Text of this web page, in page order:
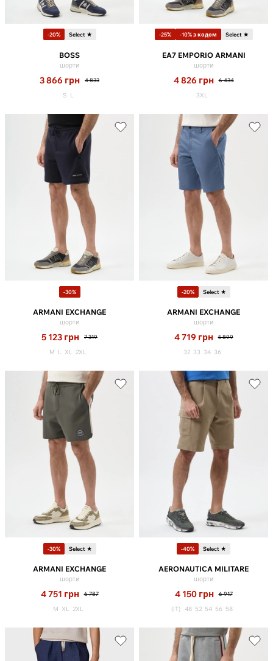
-20% Select ★
BOSS
шорти
3 866 грн 4 833
S L
-25% -10% з кодом Select ★
EA7 EMPORIO ARMANI
шорти
4 826 грн 6 434
3XL
-30%
ARMANI EXCHANGE
шорти
5 123 грн 7 319
M L XL 2XL
-20% Select ★
ARMANI EXCHANGE
шорти
4 719 грн 5 899
32 33 34 36
-30% Select ★
ARMANI EXCHANGE
шорти
4 751 грн 6 787
M XL 2XL
-40% Select ★
AERONAUTICA MILITARE
шорти
4 150 грн 6 917
(IT) 48 52 54 56 58